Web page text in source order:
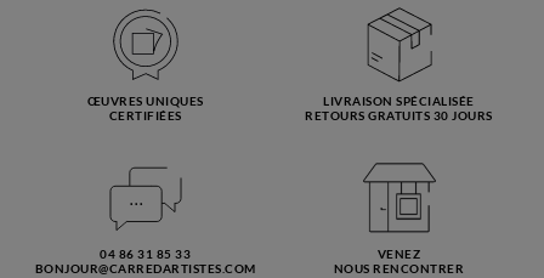
ŒUVRES UNIQUES
CERTIFIÉES
LIVRAISON SPÉCIALISÉE
RETOURS GRATUITS 30 JOURS
04 86 31 85 33
BONJOUR@CARREDARTISTES.COM
VENEZ
NOUS RENCONTRER